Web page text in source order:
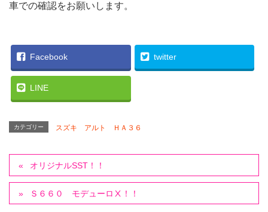
車での確認をお願いします。
Facebook twitter
LINE
カテゴリー スズキ アルト ＨＡ３６
オリジナルSST！！
Ｓ６６０ モデューロⅩ！！